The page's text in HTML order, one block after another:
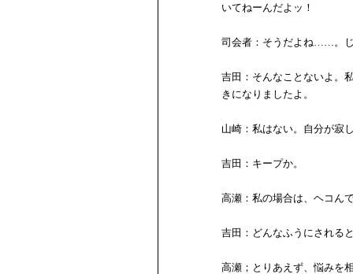
いてねーんだよッ！
司会者：そうだよね……。
吉田：そんなことないよ。
きになりましたよ。
山崎：私はない。自分が寂
吉田：キープか。
高瀬：私の場合は、ヘコん
吉田：どんなふうにされる
高瀬；とりあえず、悩みを